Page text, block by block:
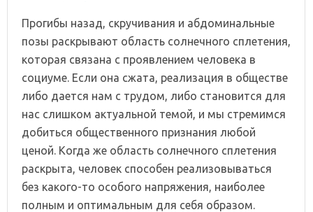
Прогибы назад, скручивания и абдоминальные
позы раскрывают область солнечного сплетения,
которая связана с проявлением человека в
социуме. Если она сжата, реализация в обществе
либо дается нам с трудом, либо становится для
нас слишком актуальной темой, и мы стремимся
добиться общественного признания любой
ценой. Когда же область солнечного сплетения
раскрыта, человек способен реализовываться
без какого-то особого напряжения, наиболее
полным и оптимальным для себя образом.